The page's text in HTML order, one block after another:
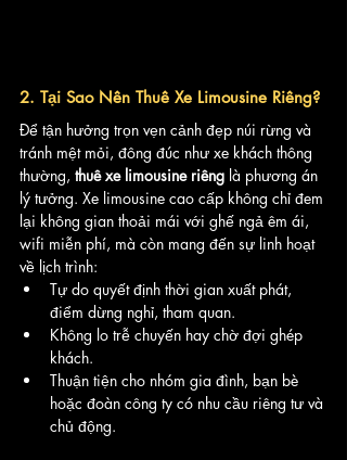
2. Tại Sao Nên Thuê Xe Limousine Riêng?
Để tận hưởng trọn vẹn cảnh đẹp núi rừng và
tránh mệt mỏi, đông đúc như xe khách thông
thường, thuê xe limousine riêng là phương án
lý tưởng. Xe limousine cao cấp không chỉ đem
lại không gian thoải mái với ghế ngả êm ái,
wifi miễn phí, mà còn mang đến sự linh hoạt
về lịch trình:
Tự do quyết định thời gian xuất phát,
điểm dừng nghỉ, tham quan.
Không lo trễ chuyến hay chờ đợi ghép
khách.
Thuận tiện cho nhóm gia đình, bạn bè
hoặc đoàn công ty có nhu cầu riêng tư và
chủ động.